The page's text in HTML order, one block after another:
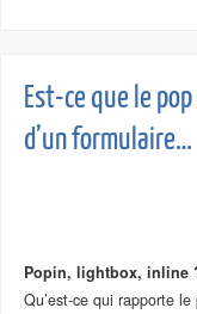
Est-ce que le
d’un formulaire…
Popin, lightbox, inline
Qu’est-ce qui rapporte